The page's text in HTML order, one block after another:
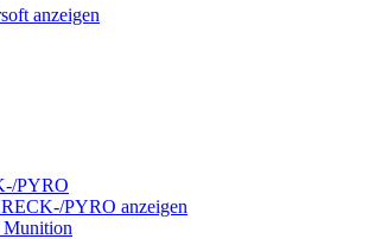
anzeigen
PYRO
PYRO anzeigen
Munition